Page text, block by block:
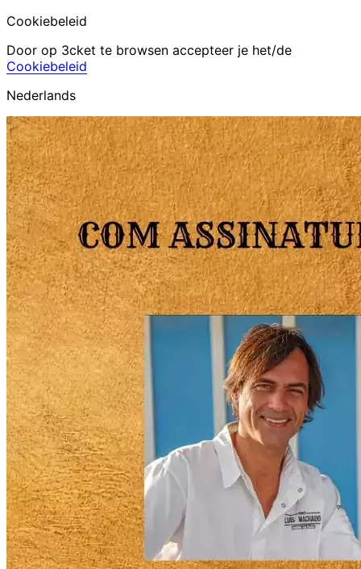
Cookiebeleid
Door op 3cket te browsen accepteer je het/de
Cookiebeleid
Nederlands